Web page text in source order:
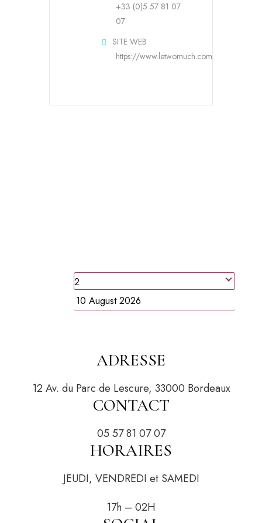
+33 (0)5 57 81 07
07
SITE WEB
https://www.letwomuch.com
ADRESSE
12 Av. du Parc de Lescure, 33000 Bordeaux
CONTACT
05 57 81 07 07
HORAIRES
JEUDI, VENDREDI et SAMEDI
17h – 02H